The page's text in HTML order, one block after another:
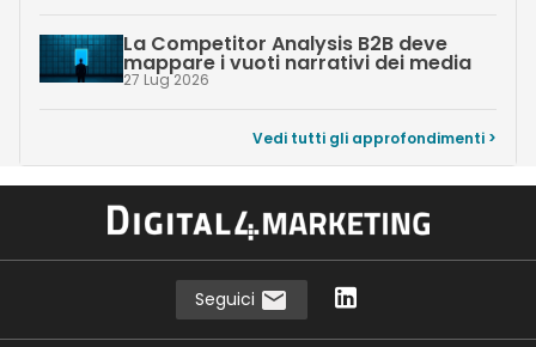
La Competitor Analysis B2B deve
mappare i vuoti narrativi dei media
27 Lug 2026
Vedi tutti gli approfondimenti >
Seguici